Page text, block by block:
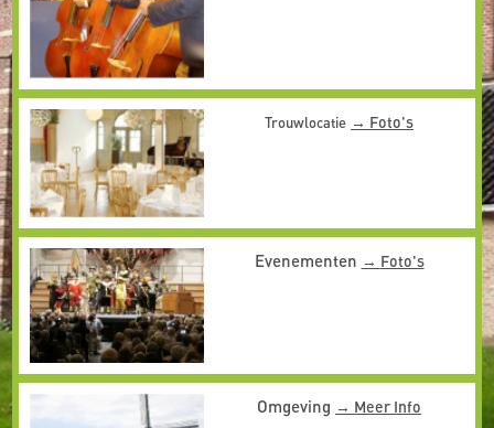
Trouwlocatie Foto's
Evenementen Foto's
Omgeving Meer Info